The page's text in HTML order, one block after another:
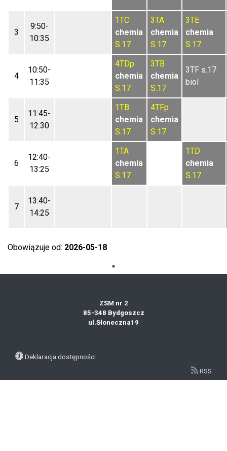
3
9:50-
10:35
1TC
chemia
S.17
3TA
chemia
S.17
3TE
chemia
S.17
4
10:50-
11:35
4TDp
chemia
S.17
3TB
chemia
S.17
3TF s.17
biol
5
11:45-
12:30
1TB
chemia
S.17
4TFp
chemia
S.17
6
12:40-
13:25
1TA
chemia
S.17
1TD
chemia
S.17
7
13:40-
14:25
Obowiązuje od: 2026-05-18
ZSM nr 2
85-348 Bydgoszcz
ul.Słoneczna19
Deklaracja dostępności
RSS